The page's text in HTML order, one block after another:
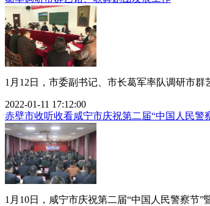
1月12日，市委副书记、市长葛军率队调研市
2022-01-11 17:12:00
赤壁市收听收看咸宁市庆祝第二届“中国人民警
1月10日，咸宁市庆祝第二届“中国人民警察节